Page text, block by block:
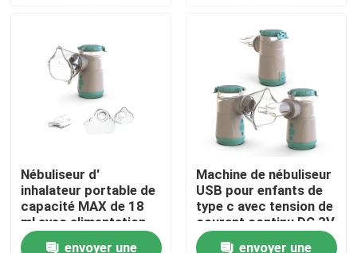
Mesh Nebulizer Machine
Asthme Mesh Nebulizer
nébuliseur médical à mailles
Nébuliseur vibrant de maille
Nébuliseur d'
inhalateur portable de
capacité MAX de 18
ml avec alimentation
USB de type c
envoyer une
Machine de nébuliseur
USB pour enfants de
type c avec tension de
courant continu DC 3V
ou 5V
envoyer une